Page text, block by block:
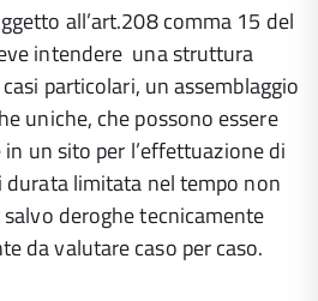
all’art.208 comma 15 del
intendere una struttura
particolari, un assemblaggio
uniche, che possono essere
un sito per l’effettuazione di
limitata nel tempo non
deroghe tecnicamente
da valutare caso per caso.